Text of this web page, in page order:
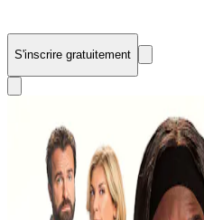
S'inscrire gratuitement